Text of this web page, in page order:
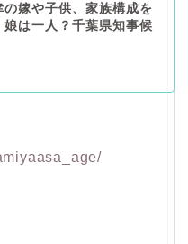
の嫁や子供、家族構成を
娘は一人？千葉県知事候